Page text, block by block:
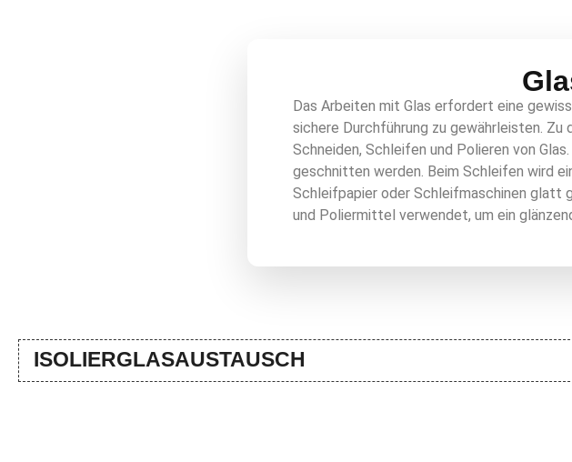
Das Arbeiten mit Glas erfordert eine
sichere Durchführung zu gewährleisten. Zu
Schneiden, Schleifen und Polieren von
geschnitten werden. Beim Schleifen wird
Schleifpapier oder Schleifmaschinen glatt
und Poliermittel verwendet, um ein
ISOLIERGLASAUSTAUSCH